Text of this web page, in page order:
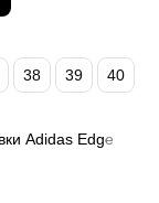
38 39 40